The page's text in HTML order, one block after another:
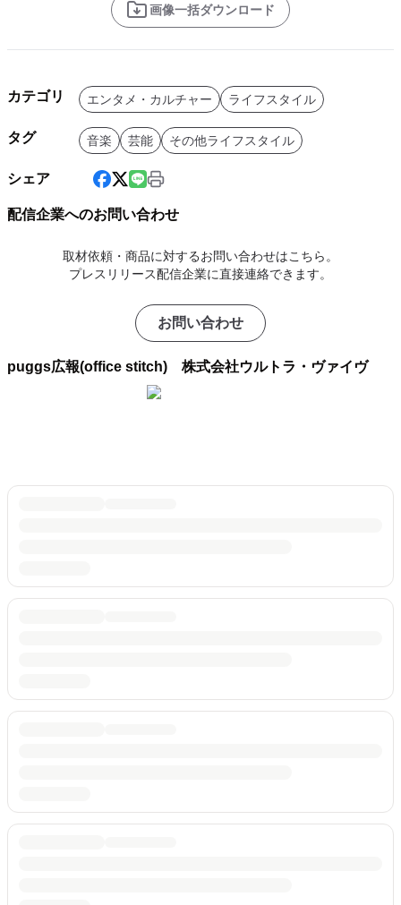
画像一括ダウンロード
カテゴリ エンタメ・カルチャー ライフスタイル
タグ 音楽 芸能 その他ライフスタイル
シェア
配信企業へのお問い合わせ
取材依頼・商品に対するお問い合わせはこちら。
プレスリリース配信企業に直接連絡できます。
お問い合わせ
puggs広報(office stitch) 株式会社ウルトラ・ヴァイヴ